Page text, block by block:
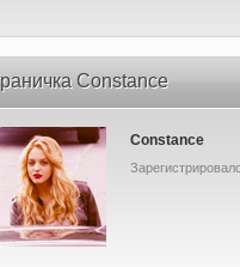
Constance
Constance